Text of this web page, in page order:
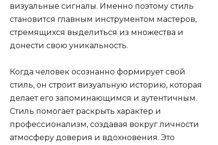
визуальные сигналы. Именно поэтому стиль
становится главным инструментом мастеров,
стремящихся выделиться из множества и
донести свою уникальность.
Когда человек осознанно формирует свой
стиль, он строит визуальную историю, которая
делает его запоминающимся и аутентичным.
Стиль помогает раскрыть характер и
профессионализм, создавая вокруг личности
атмосферу доверия и вдохновения. Это